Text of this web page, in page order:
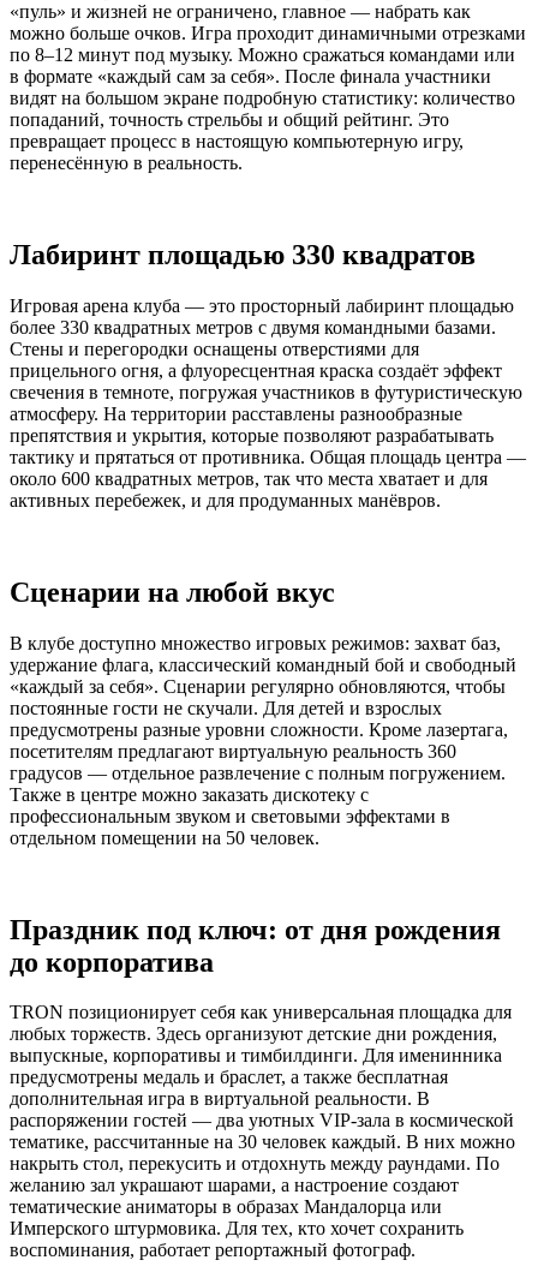
«пуль» и жизней не ограничено, главное — набрать как
можно больше очков. Игра проходит динамичными отрезками
по 8–12 минут под музыку. Можно сражаться командами или
в формате «каждый сам за себя». После финала участники
видят на большом экране подробную статистику: количество
попаданий, точность стрельбы и общий рейтинг. Это
превращает процесс в настоящую компьютерную игру,
перенесённую в реальность.
Лабиринт площадью 330 квадратов
Игровая арена клуба — это просторный лабиринт площадью
более 330 квадратных метров с двумя командными базами.
Стены и перегородки оснащены отверстиями для
прицельного огня, а флуоресцентная краска создаёт эффект
свечения в темноте, погружая участников в футуристическую
атмосферу. На территории расставлены разнообразные
препятствия и укрытия, которые позволяют разрабатывать
тактику и прятаться от противника. Общая площадь центра —
около 600 квадратных метров, так что места хватает и для
активных перебежек, и для продуманных манёвров.
Сценарии на любой вкус
В клубе доступно множество игровых режимов: захват баз,
удержание флага, классический командный бой и свободный
«каждый за себя». Сценарии регулярно обновляются, чтобы
постоянные гости не скучали. Для детей и взрослых
предусмотрены разные уровни сложности. Кроме лазертага,
посетителям предлагают виртуальную реальность 360
градусов — отдельное развлечение с полным погружением.
Также в центре можно заказать дискотеку с
профессиональным звуком и световыми эффектами в
отдельном помещении на 50 человек.
Праздник под ключ: от дня рождения
до корпоратива
TRON позиционирует себя как универсальная площадка для
любых торжеств. Здесь организуют детские дни рождения,
выпускные, корпоративы и тимбилдинги. Для именинника
предусмотрены медаль и браслет, а также бесплатная
дополнительная игра в виртуальной реальности. В
распоряжении гостей — два уютных VIP-зала в космической
тематике, рассчитанные на 30 человек каждый. В них можно
накрыть стол, перекусить и отдохнуть между раундами. По
желанию зал украшают шарами, а настроение создают
тематические аниматоры в образах Мандалорца или
Имперского штурмовика. Для тех, кто хочет сохранить
воспоминания, работает репортажный фотограф.